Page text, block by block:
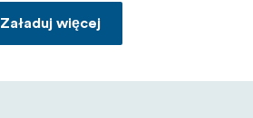
Załaduj więcej